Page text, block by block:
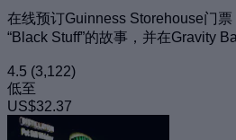
在线预订Guinness Storehouse门
“Black Stuff”的故事，并在Gravity
4.5 (3,122)
低至
US$32.37